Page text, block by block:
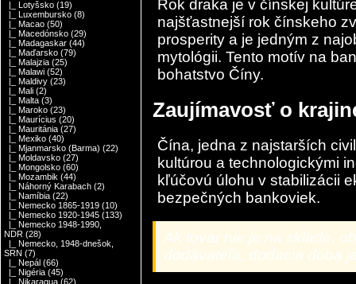
|_ Lotyšsko (19)
|_ Luxembursko (8)
|_ Macao (50)
|_ Macedónsko (29)
|_ Madagaskar (44)
|_ Maďarsko (79)
|_ Malajzia (25)
|_ Malawi (52)
|_ Maldivy (23)
|_ Mali (2)
|_ Malta (3)
|_ Maroko (23)
|_ Maurícius (20)
|_ Mauritánia (27)
|_ Mexiko (40)
|_ Mjanmarsko (Barma) (22)
|_ Moldavsko (27)
|_ Mongolsko (60)
|_ Mozambik (44)
|_ Náhorný Karabach (2)
|_ Namíbia (22)
|_ Nemecko 1865-1919 (10)
|_ Nemecko 1920-1945 (133)
|_ Nemecko 1948-1990,
NDR (28)
|_ Nemecko, 1948-dnešok,
SRN (7)
|_ Nepál (66)
|_ Nigéria (45)
|_ Nikaragua (62)
Rok draka je v čínskej
najšťastnejší rok čínskeho
prosperity a je jedným z
mytológii. Tento motív na
bohatstvo Číny.
Zaujímavosť o
Čína, jedna z najstarších
kultúrou a technologickými
kľúčovú úlohu v stabilizácii
bezpečných bankoviek.
Ak tovar nie je na sklade,
dodávateľa, dodacia doba